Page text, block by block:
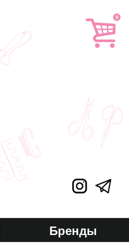
0
Бренды